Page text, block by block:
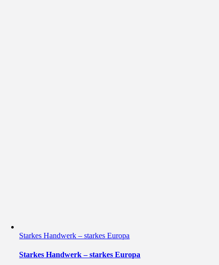
Starkes Handwerk – starkes Europa
Starkes Handwerk – starkes Europa